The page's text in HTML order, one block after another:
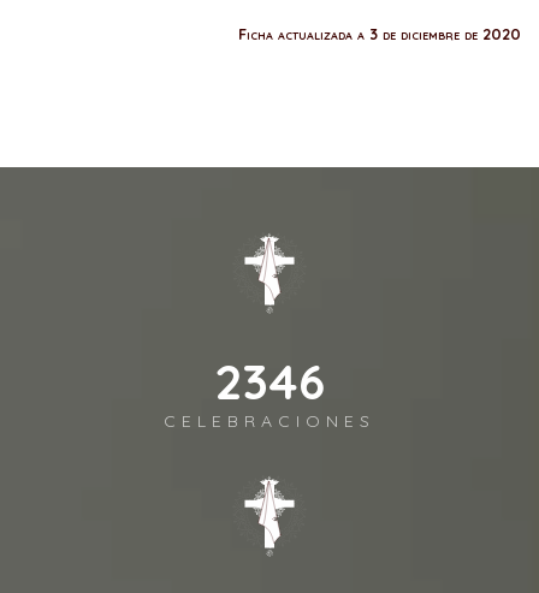
Ficha actualizada a 3 de diciembre de 2020
2541
CELEBRACIONES